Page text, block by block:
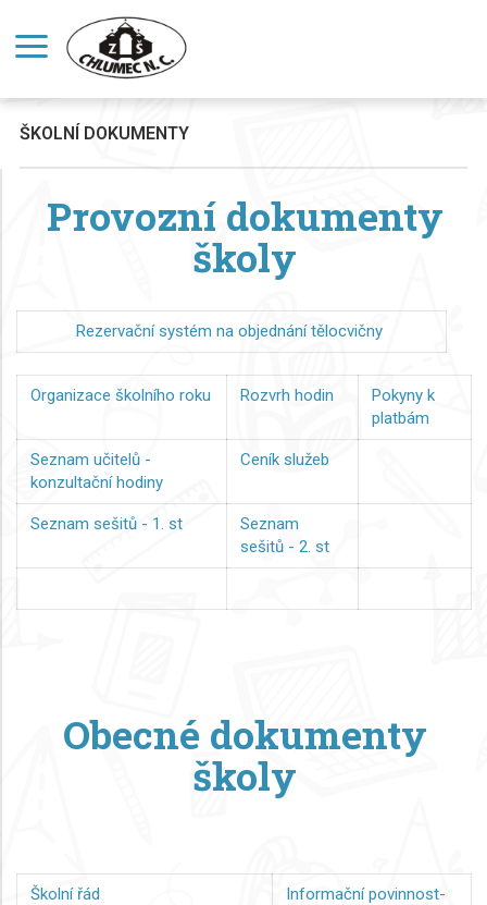
ŠKOLNÍ DOKUMENTY
Provozní dokumenty
školy
Rezervační systém na objednání tělocvičny
Organizace školního roku Rozvrh hodin
Pokyny k
platbám
Seznam učitelů -
konzultační hodiny
Ceník služeb
Seznam sešitů - 1. st
Seznam
sešitů - 2. st
Obecné dokumenty
školy
Školní řád
Informační povinnost-